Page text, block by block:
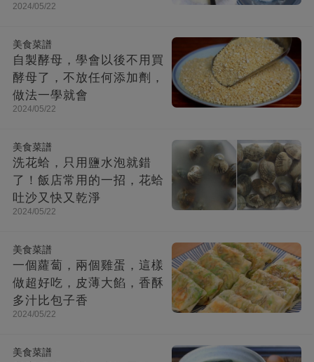
2024/05/22
美食菜譜
自製酵母，學會以後不用買
酵母了，不放任何添加劑，
做法一學就會
2024/05/22
美食菜譜
洗花蛤，只用鹽水泡就錯
了！飯店常用的一招，花蛤
吐沙又快又乾淨
2024/05/22
美食菜譜
一個蘿蔔，兩個雞蛋，這樣
做超好吃，皮薄大餡，香酥
多汁比包子香
2024/05/22
美食菜譜